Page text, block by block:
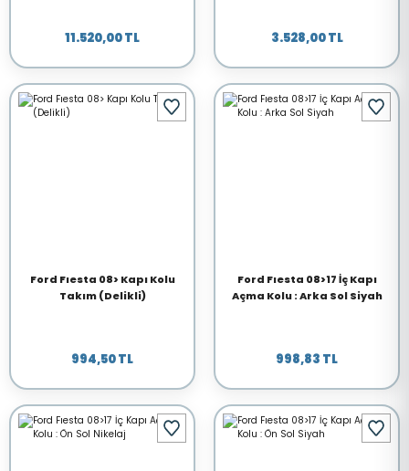
11.520,00 TL 3.528,00 TL
Ford Fıesta 08> Kapı Kolu
Takım (Delikli)
994,50 TL
Ford Fıesta 08>17 İç Kapı
Açma Kolu : Arka Sol Siyah
998,83 TL